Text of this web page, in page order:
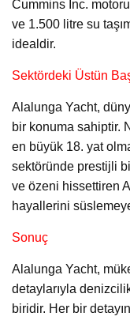
Cummins Inc.
ve 1.500 litre su
idealdir.
Sektördeki Üstün
Alalunga Yacht,
bir konuma sahiptir.
en büyük 18. yat
sektöründe prestijli
ve özeni hissettiren
hayallerini
Sonuç
Alalunga Yacht,
detaylarıyla
biridir. Her bir